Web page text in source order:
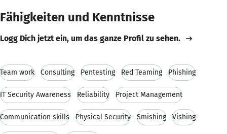
Fähigkeiten und Kenntnisse
Logg Dich jetzt ein, um das ganze Profil zu sehen.
Team work Consulting Pentesting Red Teaming Phishing
IT Security Awareness Reliability Project Management
Communication skills Physical Security Smishing Vishing